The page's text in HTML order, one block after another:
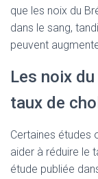
que les noix du
dans le sang,
peuvent
Les noix
taux de
Certaines études
aider à réduire le
étude publiée